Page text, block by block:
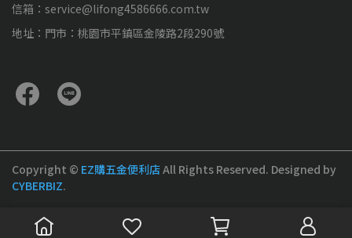
信箱：service@lifong4586666.com.tw
地址：門市：桃園市平鎮區金陵路2段290號
Copyright © EZ購五金便利店All Rights Reserved. Designed by
CYBERBIZ.